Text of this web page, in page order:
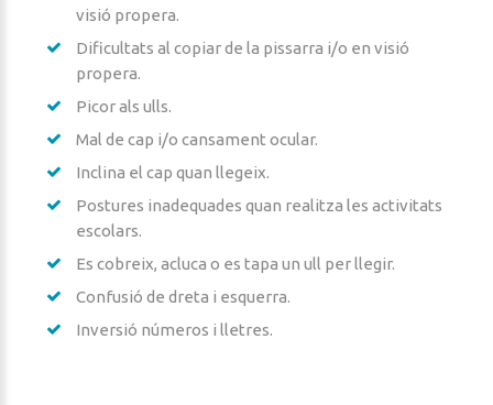
visió propera.
Dificultats al copiar de la pissarra i/o en visió
propera.
Picor als ulls.
Mal de cap i/o cansament ocular.
Inclina el cap quan llegeix.
Postures inadequades quan realitza les activitats
escolars.
Es cobreix, acluca o es tapa un ull per llegir.
Confusió de dreta i esquerra.
Inversió números i lletres.